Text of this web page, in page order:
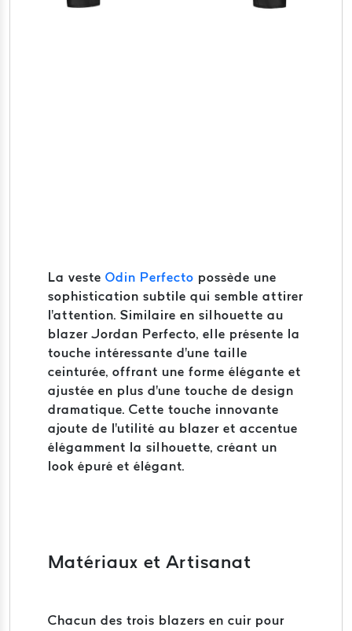
La veste Odin Perfecto possède une
sophistication subtile qui semble attirer
l'attention. Similaire en silhouette au
blazer Jordan Perfecto, elle présente la
touche intéressante d'une taille
ceinturée, offrant une forme élégante et
ajustée en plus d'une touche de design
dramatique. Cette touche innovante
ajoute de l'utilité au blazer et accentue
élégamment la silhouette, créant un
look épuré et élégant.
Matériaux et Artisanat
Chacun des trois blazers en cuir pour